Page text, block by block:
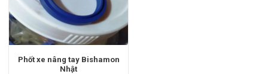
Phốt xe nâng tay Bishamon
Nhật